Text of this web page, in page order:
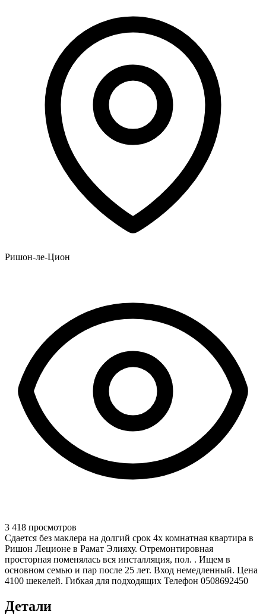
Ришон-ле-Цион
3 418 просмотров
Сдается без маклера на долгий срок 4х комнатная квартира в
Ришон Леционе в Рамат Элияху. Отремонтировная
просторная поменялась вся инсталляция, пол. . Ищем в
основном семью и пар после 25 лет. Вход немедленный. Цена
4100 шекелей. Гибкая для подходящих Телефон 0508692450
Детали